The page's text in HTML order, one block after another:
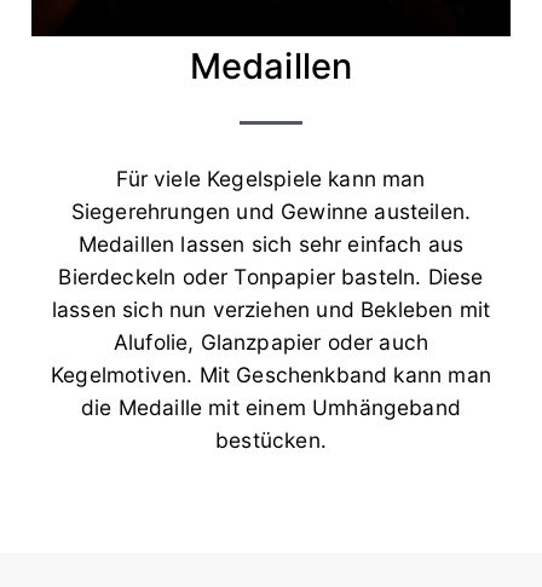
Medaillen
Für viele Kegelspiele kann man
Siegerehrungen und Gewinne austeilen.
Medaillen lassen sich sehr einfach aus
Bierdeckeln oder Tonpapier basteln. Diese
lassen sich nun verziehen und Bekleben mit
Alufolie, Glanzpapier oder auch
Kegelmotiven. Mit Geschenkband kann man
die Medaille mit einem Umhängeband
bestücken.